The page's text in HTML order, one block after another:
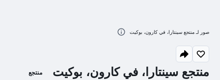
منتجع سينتارا، في كارون، بوكيت منتجع
صور لـ منتجع سينتارا، في كارون، بوكيت